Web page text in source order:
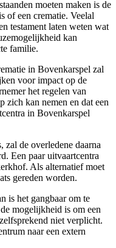
moeten maken is de
of een crematie. Veelal
testament laten weten wat
kan
familie.
in Bovenkarspel zal
voor impact op de
het regelen van
zich kan nemen en dat een
in Bovenkarspel
zal de overledene daarna
Een paar uitvaartcentra
Als alternatief moet
gereden worden.
is het gangbaar om te
mogelijkheid is om een
niet verplicht.
naar een extern